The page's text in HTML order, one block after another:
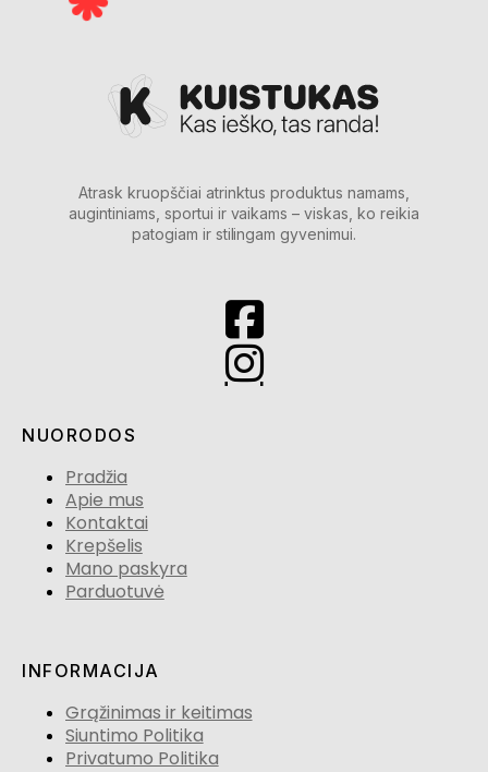
Atrask kruopščiai atrinktus produktus namams,
augintiniams, sportui ir vaikams – viskas, ko reikia
patogiam ir stilingam gyvenimui.
NUORODOS
Pradžia
Apie mus
Kontaktai
Krepšelis
Mano paskyra
Parduotuvė
INFORMACIJA
Grąžinimas ir keitimas
Siuntimo Politika
Privatumo Politika